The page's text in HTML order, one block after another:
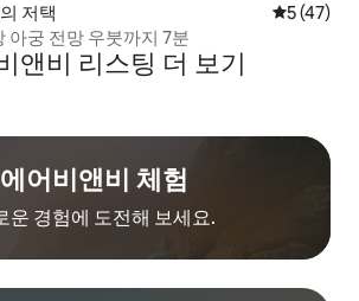
저택 평점 5점
5 (47)
아궁 전망 우붓까지 7분
앤비 리스팅 더 보기
에어비앤비 체험
운 경험에 도전해 보세요.